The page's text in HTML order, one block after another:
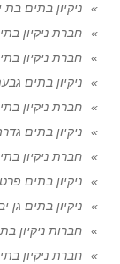
ניקיון בתים בת
חברת ניקיון
חברת ניקיון
ניקיון בתים
חברת ניקיון
ניקיון בתים
חברת ניקיון
ניקיון בתים
ניקיון בתים גן
חברות ניקיון
חברת ניקיון